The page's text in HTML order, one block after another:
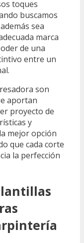
toques
buscamos
sea
marca
de una
entre un
son
aportan
proyecto de
y
mejor opción
que cada corte
la perfección